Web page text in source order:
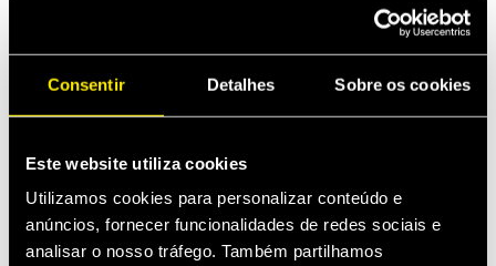
Consentir Detalhes Sobre os cookies
Este website utiliza cookies
Utilizamos cookies para personalizar conteúdo e
anúncios, fornecer funcionalidades de redes sociais e
analisar o nosso tráfego. Também partilhamos
Downloads